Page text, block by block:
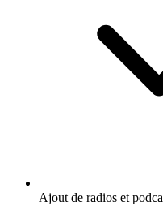
Ajout de radios et